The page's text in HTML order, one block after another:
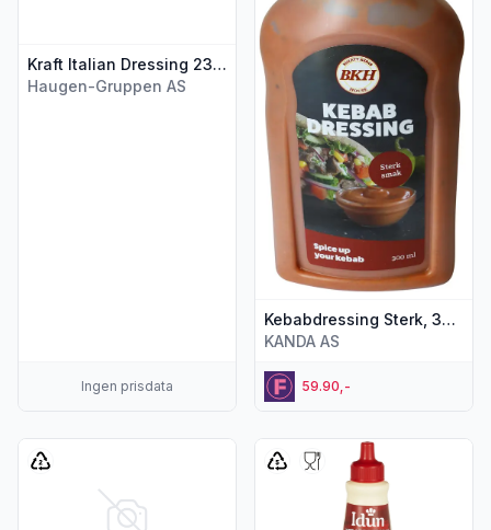
Kraft Italian Dressing 235ml
Haugen-Gruppen AS
Ingen prisdata
Kebabdressing Sterk, 300 ml
KANDA AS
59.90,-
Vis flere detaljer for produktet "Mango Curry Dressing
Vis flere detaljer for